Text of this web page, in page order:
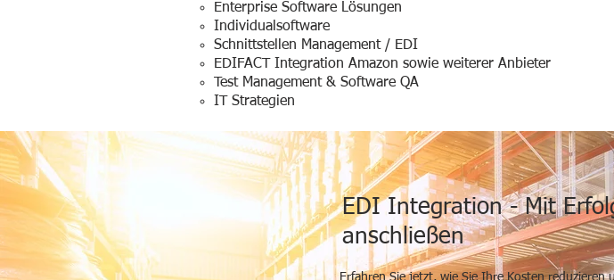
Enterprise Software Lösungen
Individualsoftware
Schnittstellen Management / EDI
EDIFACT Integration Amazon sowie weiterer Anbieter
Test Management & Software QA
IT Strategien
EDI Integration - Mit
anschließen
Erfahren Sie jetzt, wie Sie Ihre Kosten